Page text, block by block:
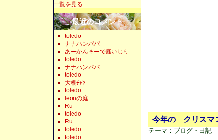
今年の クリスマ
テーマ： ブログ・日記
一覧を見る
最近のコメント
toledo
ナナハンパパ
あーかんそーで庭いじり
toledo
ナナハンパパ
toledo
大根ﾁｬﾝ
toledo
leonの庭
Rui
toledo
Rui
toledo
toledo